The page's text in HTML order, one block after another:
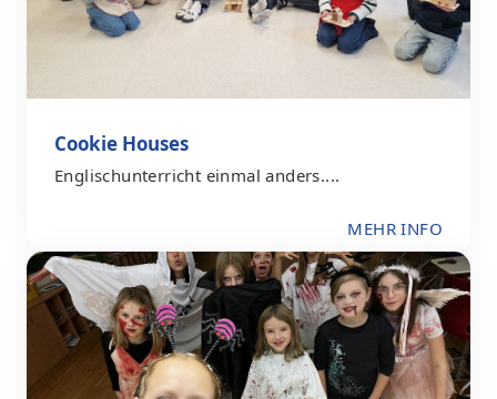
Cookie Houses
Englischunterricht einmal anders....
MEHR INFO